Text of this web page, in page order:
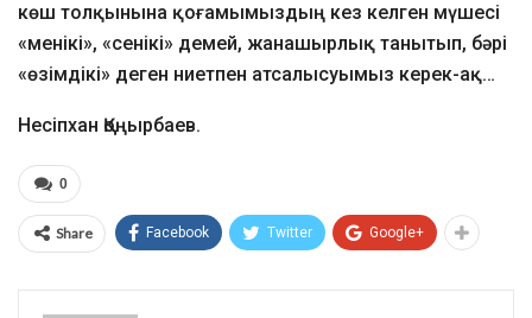
көш толқынына қоғамымыздың кез келген мүшесі
«менікі», «сенікі» демей, жанашырлық танытып, бәрі
«өзімдікі» деген ниетпен атсалысуымыз керек-ақ…
Несіпхан Қоңырбаев.
0
Share Facebook Twitter Google+